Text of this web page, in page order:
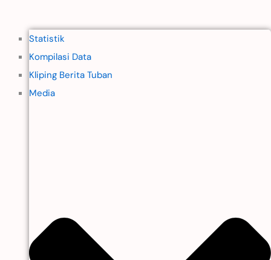
Statistik
Kompilasi Data
Kliping Berita Tuban
Media